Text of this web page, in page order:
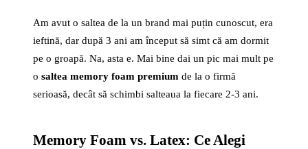
Am avut o saltea de la un brand mai puțin cunoscut, era
ieftină, dar după 3 ani am început să simt că am dormit
pe o groapă. Na, asta e. Mai bine dai un pic mai mult pe
o saltea memory foam premium de la o firmă
serioasă, decât să schimbi salteaua la fiecare 2-3 ani.
Memory Foam vs. Latex: Ce Alegi